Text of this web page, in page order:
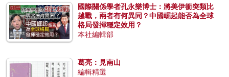
國際關係學者孔永樂博士：將美伊衝突類比
越戰，兩者有何異同？中國崛起能否為全球
格局發揮穩定效用？
本社編輯部
葛亮：見南山
編輯精選